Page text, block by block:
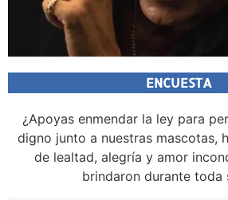
ENCUESTA
¿Apoyas enmendar la ley para
digno junto a nuestras mascotas,
de lealtad, alegría y amor
brindaron durante toda